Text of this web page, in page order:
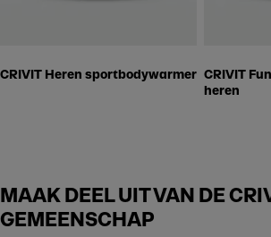
CRIVIT Heren sportbodywarmer CRIVIT
heren
MAAK DEEL UIT VAN DE
GEMEENSCHAP